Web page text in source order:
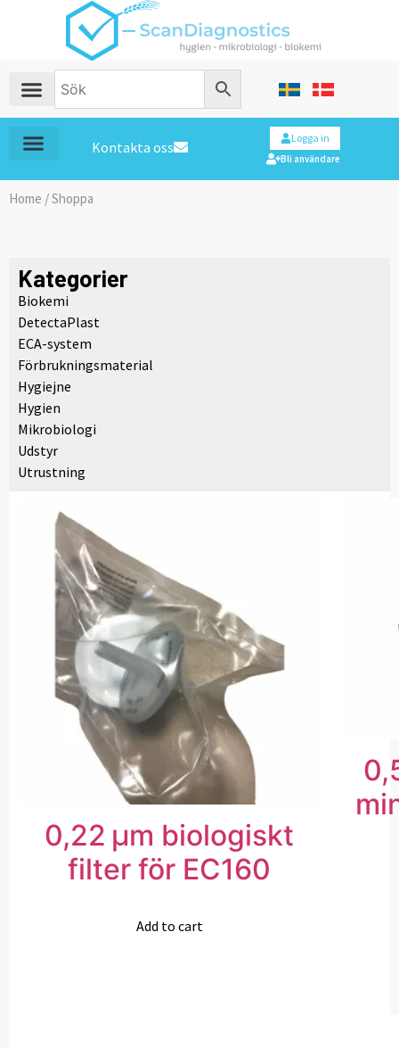
Kontakta oss
Logga in
Bli användare
Home / Shoppa
Kategorier
Biokemi
DetectaPlast
ECA-system
Förbrukningsmaterial
Hygiejne
Hygien
Mikrobiologi
Udstyr
Utrustning
0,22 µm biologiskt
filter för EC160
Add to cart